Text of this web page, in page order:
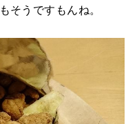
そうですもんね。